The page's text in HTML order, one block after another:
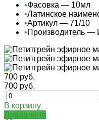
•Фасовка — 10мл
•Латинское
•Артикул — 71/10
•Производитель —
700 руб.
700 руб.
-
В корзину
Добавлено